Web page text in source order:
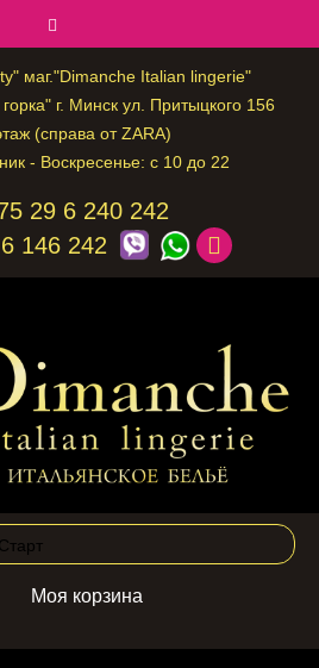
маг."Dimanche Italian lingerie"
г. Минск ул. Притыцкого 156
(справа от ZARA)
- Воскресенье: с 10 до 22
29 6 240 242
146 242
Моя корзина